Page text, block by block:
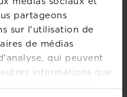
partageons
sur l'utilisation de
de médias
qui peuvent
informations que
qu'ils ont collectées